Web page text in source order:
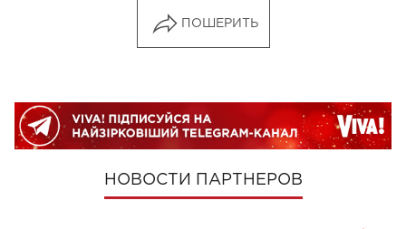
ПОШЕРИТЬ
НОВОСТИ ПАРТНЕРОВ